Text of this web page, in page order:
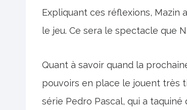
Expliquant ces réflexions, Mazin
le jeu. Ce sera le spectacle que
Quant à savoir quand la
pouvoirs en place le jouent très
série Pedro Pascal, qui a